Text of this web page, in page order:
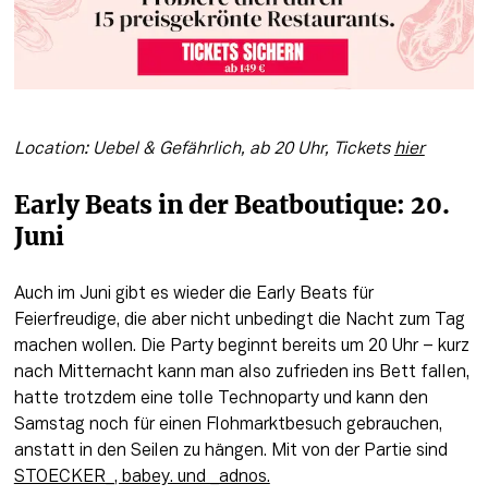
Location: Uebel & Gefährlich, ab 20 Uhr, Tickets hier
Early Beats in der Beatboutique: 20.
Juni
Auch im Juni gibt es wieder die Early Beats für
Feierfreudige, die aber nicht unbedingt die Nacht zum Tag
machen wollen. Die Party beginnt bereits um 20 Uhr – kurz
nach Mitternacht kann man also zufrieden ins Bett fallen,
hatte trotzdem eine tolle Technoparty und kann den
Samstag noch für einen Flohmarktbesuch gebrauchen,
STOECKER_, babey. und _adnos.